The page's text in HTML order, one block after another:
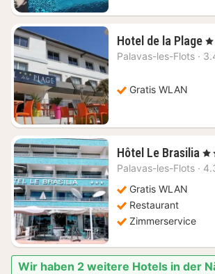
Hotel de la Plage1
, 3
Palavas-les-Flots ·
Gratis WLAN
Hôtel Le Brasilia 1
, 3
Palavas-les-Flots ·
Gratis WLAN
Restaurant
Zimmerservice
Wir haben 2 weitere Hotels in der